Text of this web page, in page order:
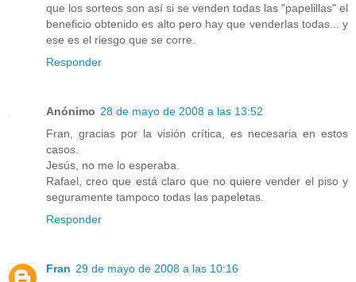
que los sorteos son así si se venden todas las "papelillas" el
beneficio obtenido es alto pero hay que venderlas todas... y
ese es el riesgo que se corre.
Responder
Anónimo 28 de mayo de 2008 a las 13:52
Fran, gracias por la visión crítica, es necesaria en estos
casos.
Jesús, no me lo esperaba.
Rafael, creo que está claro que no quiere vender el piso y
seguramente tampoco todas las papeletas.
Responder
Fran 29 de mayo de 2008 a las 10:16